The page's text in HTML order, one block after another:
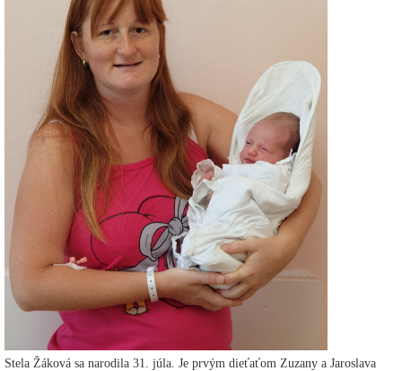
Stela Žáková sa narodila 31. júla. Je prvým dieťaťom Zuzany a Jaroslava